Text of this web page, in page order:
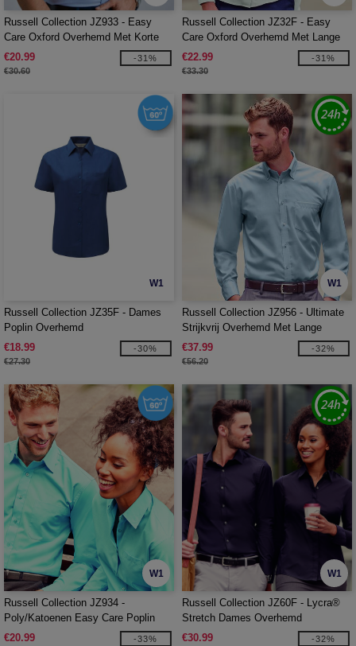
Russell Collection JZ933 - Easy
Care Oxford Overhemd Met Korte
Mouw
€20.99
€30.60
-31%
Russell Collection JZ32F - Easy
Care Oxford Overhemd Met Lange
Mouw
€22.99
€33.30
-31%
W1
Russell Collection JZ35F - Dames
Poplin Overhemd
€18.99
€27.30
-30%
W1
Russell Collection JZ956 - Ultimate
Strijkvrij Overhemd Met Lange
Mouwen
€37.99
€56.20
-32%
W1
Russell Collection JZ934 -
Poly/Katoenen Easy Care Poplin
Overhemd Met Lange Mouw
€20.99 -33%
W1
Russell Collection JZ60F - Lycra®
Stretch Dames Overhemd
€30.99
-32%